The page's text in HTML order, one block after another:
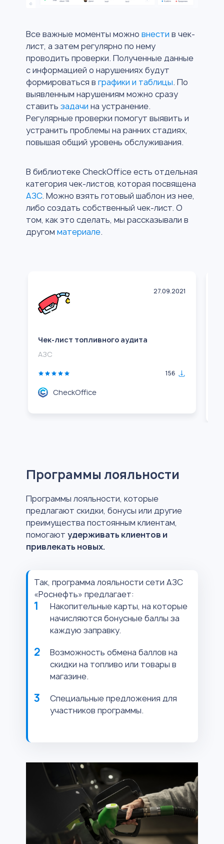
Все важные моменты можно внести в чек-
лист, а затем регулярно по нему
проводить проверки. Полученные данные
с информацией о нарушениях будут
формироваться в графики и таблицы. По
выявленным нарушениям можно сразу
ставить задачи на устранение.
Регулярные проверки помогут выявить и
устранить проблемы на ранних стадиях,
повышая общий уровень обслуживания.
В библиотеке CheckOffice есть отдельная
категория чек-листов, которая посвящена
АЗС. Можно взять готовый шаблон из нее,
либо создать собственный чек-лист. О
том, как это сделать, мы рассказывали в
другом материале.
27.09.2021
Чек-лист топливного аудита
АЗС
156
CheckOffice
Программы лояльности
Программы лояльности, которые
предлагают скидки, бонусы или другие
преимущества постоянным клиентам,
помогают удерживать клиентов и
привлекать новых.
Так, программа лояльности сети АЗС
«Роснефть» предлагает:
Накопительные карты, на которые
начисляются бонусные баллы за
каждую заправку.
Возможность обмена баллов на
скидки на топливо или товары в
магазине.
Специальные предложения для
участников программы.